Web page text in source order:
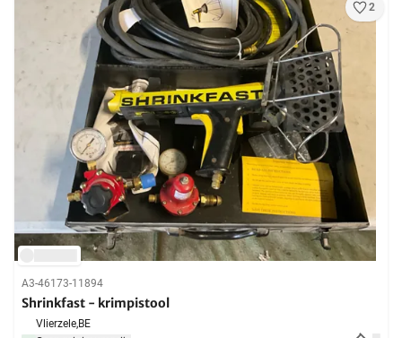
2
A3-46173-11894
Shrinkfast - krimpistool
Vlierzele,BE